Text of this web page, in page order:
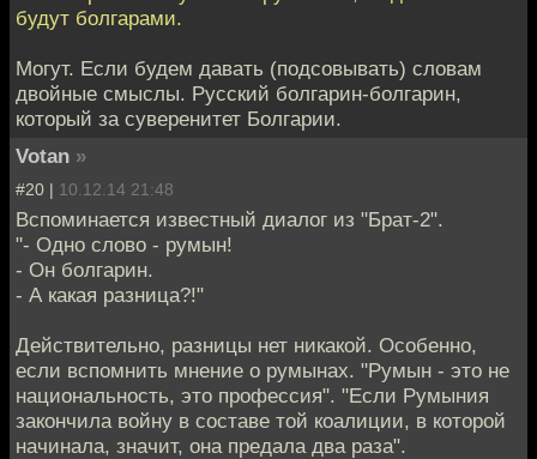
будут болгарами.
Могут. Если будем давать (подсовывать) словам
двойные смыслы. Русский болгарин-болгарин,
который за суверенитет Болгарии.
Votan »
#20 | 10.12.14 21:48
Вспоминается известный диалог из "Брат-2".
"- Одно слово - румын!
- Он болгарин.
- А какая разница?!"
Действительно, разницы нет никакой. Особенно,
если вспомнить мнение о румынах. "Румын - это не
национальность, это профессия". "Если Румыния
закончила войну в составе той коалиции, в которой
начинала, значит, она предала два раза".